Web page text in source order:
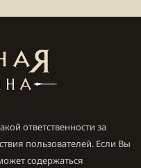
ответственности за
пользователей. Если Вы
содержаться